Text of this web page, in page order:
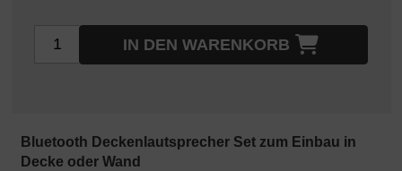
IN DEN WARENKORB
Bluetooth Deckenlautsprecher Set zum Einbau in
Decke oder Wand